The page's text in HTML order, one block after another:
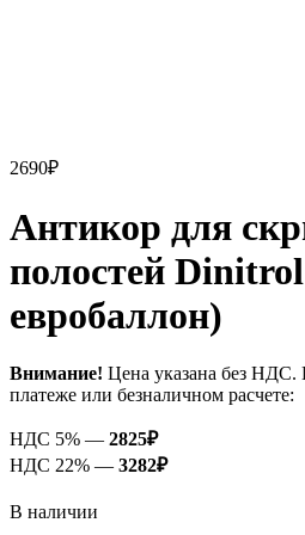
2690₽
Антикор для
полостей
евробаллон)
Внимание! Цена указана без
платеже или безналичном расчете:
НДС 5% — 2825₽
НДС 22% — 3282₽
В наличии